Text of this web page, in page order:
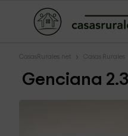
CasasRurales.net Casas Rurales
Genciana 2.3